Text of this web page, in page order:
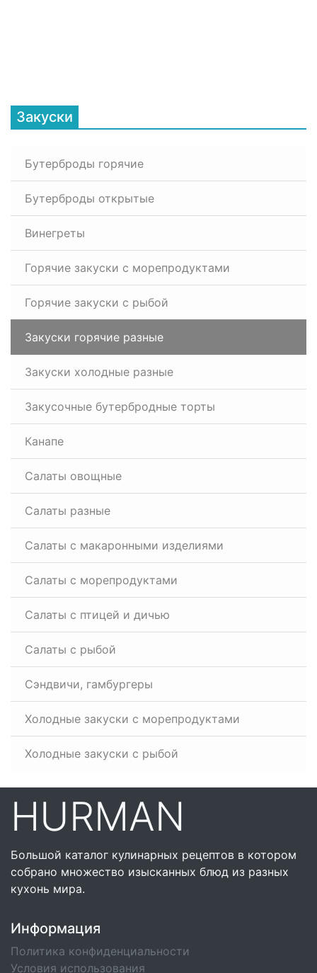
Закуски
Бутерброды горячие
Бутерброды открытые
Винегреты
Горячие закуски с морепродуктами
Горячие закуски с рыбой
Закуски горячие разные
Закуски холодные разные
Закусочные бутербродные торты
Канапе
Салаты овощные
Салаты разные
Салаты с макаронными изделиями
Салаты с морепродуктами
Салаты с птицей и дичью
Салаты с рыбой
Сэндвичи, гамбургеры
Холодные закуски с морепродуктами
Холодные закуски с рыбой
HURMAN
Большой каталог кулинарных рецептов в котором
собрано множество изысканных блюд из разных
кухонь мира.
Информация
Политика конфиденциальности
Условия использования